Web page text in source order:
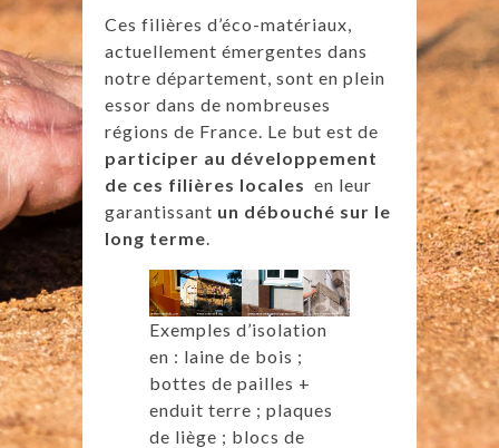
Ces filières d’éco-matériaux,
actuellement émergentes dans
notre département, sont en plein
essor dans de nombreuses
régions de France. Le but est de
participer au développement
de ces filières locales en leur
garantissant un débouché sur le
long terme.
Exemples d’isolation
en : laine de bois ;
bottes de pailles +
enduit terre ; plaques
de liège ; blocs de